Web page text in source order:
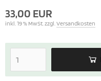
33,00 EUR
inkl. 19 % MwSt. zzgl.Versandkosten